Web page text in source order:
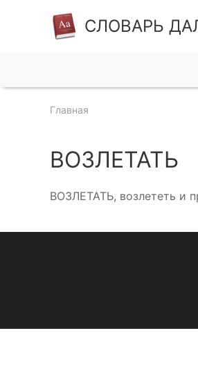
СЛОВАРЬ
Главная
ВОЗЛЕТАТЬ
ВОЗЛЕТАТЬ, возлететь и